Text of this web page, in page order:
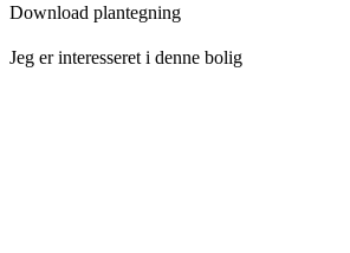
Download plantegning
Jeg er interesseret i denne bolig